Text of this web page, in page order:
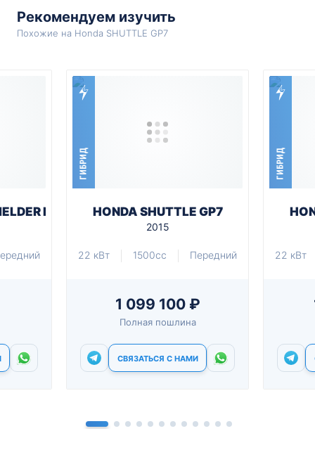
Рекомендуем изучить
Похожие на Honda SHUTTLE GP7
NKE165G
ГИБРИД
HONDA SHUTTLE GP7
2015
22 кВт 1500cc Передний
1 099 100 ₽
Полная пошлина
СВЯЗАТЬСЯ С НАМИ
ГИБРИД
22 кВт